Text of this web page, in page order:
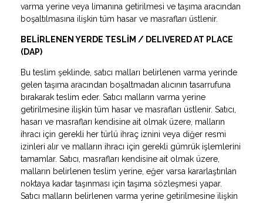
varma yerine veya limanına getirilmesi ve taşıma aracından
boşaltılmasına ilişkin tüm hasar ve masrafları üstlenir.
BELİRLENEN YERDE TESLİM / DELIVERED AT PLACE
(DAP)
Bu teslim şeklinde, satıcı malları belirlenen varma yerinde
gelen taşıma aracından boşaltmadan alıcının tasarrufuna
bırakarak teslim eder. Satıcı malların varma yerine
getirilmesine ilişkin tüm hasar ve masrafları üstlenir. Satıcı,
hasarı ve masrafları kendisine ait olmak üzere, malların
ihracı için gerekli her türlü ihraç iznini veya diğer resmi
izinleri alır ve malların ihracı için gerekli gümrük işlemlerini
tamamlar. Satıcı, masrafları kendisine ait olmak üzere,
malların belirlenen teslim yerine, eğer varsa kararlaştırılan
noktaya kadar taşınması için taşıma sözleşmesi yapar.
Satıcı malların belirlenen varma yerine getirilmesine ilişkin